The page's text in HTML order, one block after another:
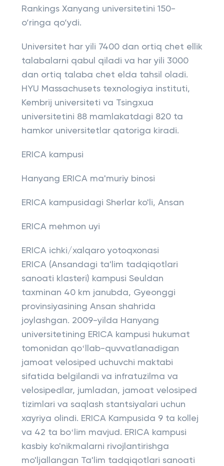
Rankings Xanyang universitetini 150-
o‘ringa qo‘ydi.
Universitet har yili 7400 dan ortiq chet ellik
talabalarni qabul qiladi va har yili 3000
dan ortiq talaba chet elda tahsil oladi.
HYU Massachusets texnologiya instituti,
Kembrij universiteti va Tsingxua
universitetini 88 mamlakatdagi 820 ta
hamkor universitetlar qatoriga kiradi.
ERICA kampusi
Hanyang ERICA ma'muriy binosi
ERICA kampusidagi Sherlar ko'li, Ansan
ERICA mehmon uyi
ERICA ichki/xalqaro yotoqxonasi
ERICA (Ansandagi ta'lim tadqiqotlari
sanoati klasteri) kampusi Seuldan
taxminan 40 km janubda, Gyeonggi
provinsiyasining Ansan shahrida
joylashgan. 2009-yilda Hanyang
universitetining ERICA kampusi hukumat
tomonidan qoʻllab-quvvatlanadigan
jamoat velosiped uchuvchi maktabi
sifatida belgilandi va infratuzilma va
velosipedlar, jumladan, jamoat velosiped
tizimlari va saqlash stantsiyalari uchun
xayriya olindi. ERICA Kampusida 9 ta kollej
va 42 ta boʻlim mavjud. ERICA kampusi
kasbiy ko'nikmalarni rivojlantirishga
mo'ljallangan Ta'lim tadqiqotlari sanoati